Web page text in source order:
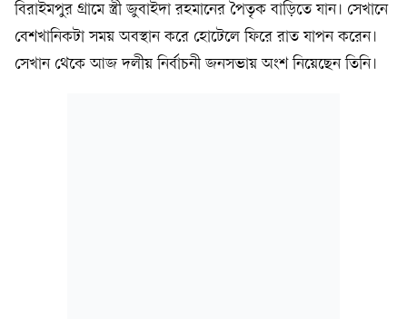
বিরাইমপুর গ্রামে স্ত্রী জুবাইদা রহমানের পৈতৃক বাড়িতে যান। সেখানে
বেশখানিকটা সময় অবস্থান করে হোটেলে ফিরে রাত যাপন করেন।
সেখান থেকে আজ দলীয় নির্বাচনী জনসভায় অংশ নিয়েছেন তিনি।